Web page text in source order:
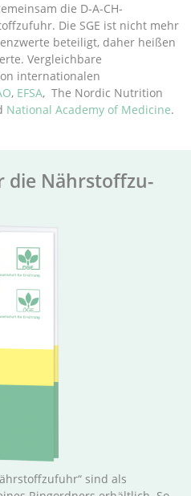
die D-A-CH-
Die SGE ist nicht mehr
beteiligt, daher heißen
Vergleichbare
internationalen
, EFSA, The Nordic Nutrition
National Academy of Medicine.
die Nähr­stoff­zu­
sind als